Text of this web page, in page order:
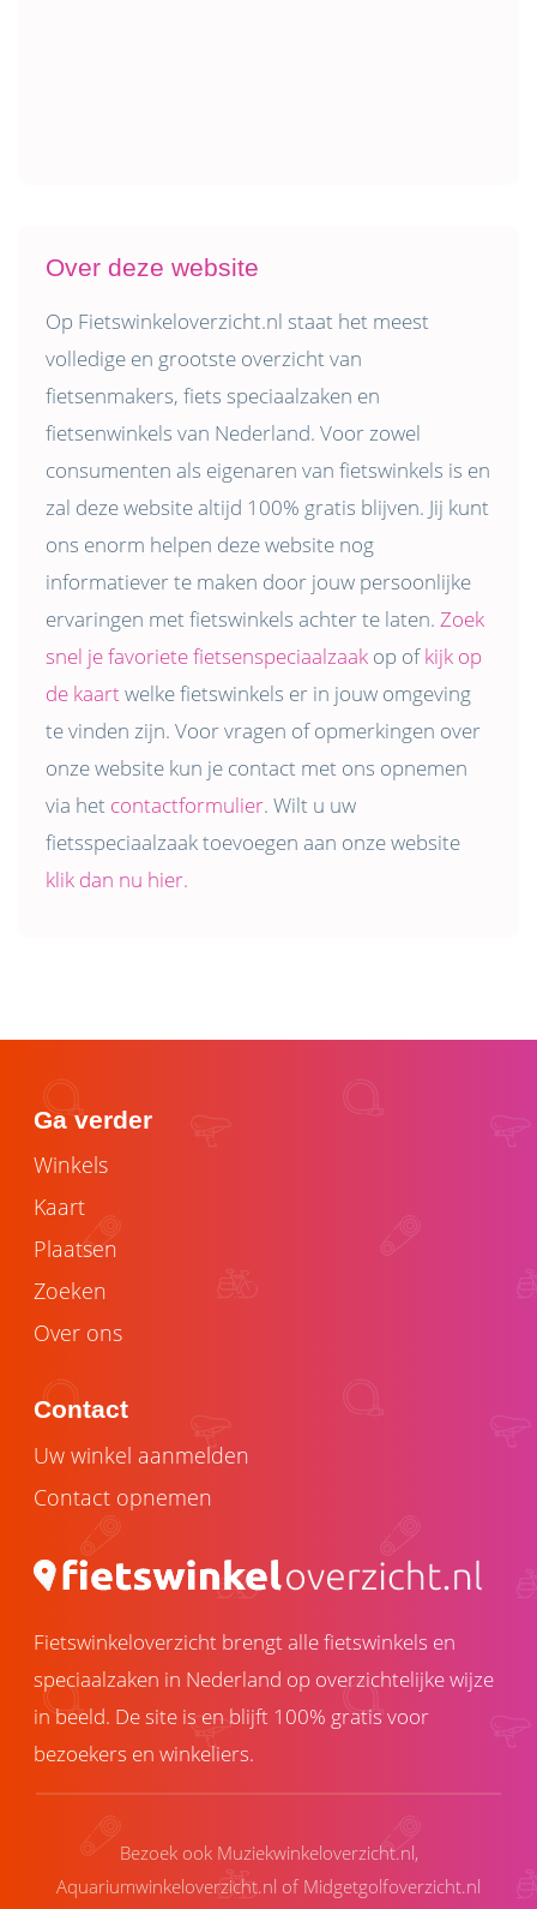
Over deze website
Op Fietswinkeloverzicht.nl staat het meest
volledige en grootste overzicht van
fietsenmakers, fiets speciaalzaken en
fietsenwinkels van Nederland. Voor zowel
consumenten als eigenaren van fietswinkels is en
zal deze website altijd 100% gratis blijven. Jij kunt
ons enorm helpen deze website nog
informatiever te maken door jouw persoonlijke
ervaringen met fietswinkels achter te laten. Zoek
snel je favoriete fietsenspeciaalzaakop ofkijk op
de kaartwelke fietswinkels er in jouw omgeving
te vinden zijn. Voor vragen of opmerkingen over
onze website kun je contact met ons opnemen
via het contactformulier. Wilt u uw
fietsspeciaalzaak toevoegen aan onze website
klik dan nu hier.
Ga verder
Winkels
Kaart
Plaatsen
Zoeken
Over ons
Contact
Uw winkel aanmelden
Contact opnemen
Fietswinkeloverzicht brengt alle fietswinkels en
speciaalzaken in Nederland op overzichtelijke wijze
in beeld. De site is en blijft 100% gratis voor
bezoekers en winkeliers.
Bezoek ook Muziekwinkeloverzicht.nl,
Aquariumwinkeloverzicht.nl of Midgetgolfoverzicht.nl